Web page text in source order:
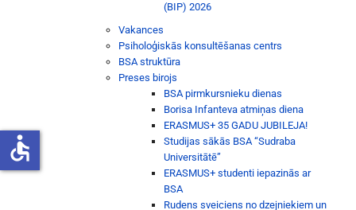
(BIP) 2026
Vakances
Psiholoģiskās konsultēšanas centrs
BSA struktūra
Preses birojs
BSA pirmkursnieku dienas
Borisa Infanteva atmiņas diena
ERASMUS+ 35 GADU JUBILEJA!
Studijas sākās BSA “Sudraba
Universitātē”
ERASMUS+ studenti iepazinās ar
BSA
Rudens sveiciens no dzejniekiem un
accessible